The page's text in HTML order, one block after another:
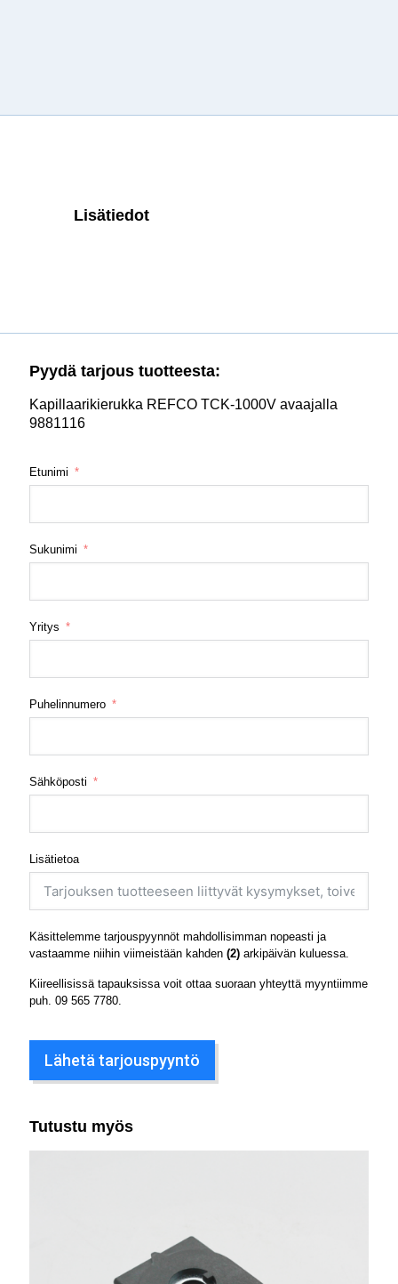
Lisätiedot
Pyydä tarjous tuotteesta:
Kapillaarikierukka REFCO TCK-1000V avaajalla
9881116
Etunimi
Sukunimi
Yritys
Puhelinnumero
Sähköposti
Lisätietoa
Käsittelemme tarjouspyynnöt mahdollisimman nopeasti ja
vastaamme niihin viimeistään kahden (2) arkipäivän kuluessa.
Kiireellisissä tapauksissa voit ottaa suoraan yhteyttä myyntiimme
puh. 09 565 7780
Lähetä tarjouspyyntö
Tutustu myös